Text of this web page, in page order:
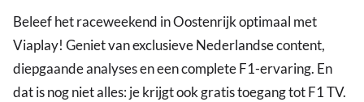
Beleef het raceweekend in Oostenrijk optimaal met
Viaplay! Geniet van exclusieve Nederlandse content,
diepgaande analyses en een complete F1-ervaring. En
dat is nog niet alles: je krijgt ook gratis toegang tot F1 TV.